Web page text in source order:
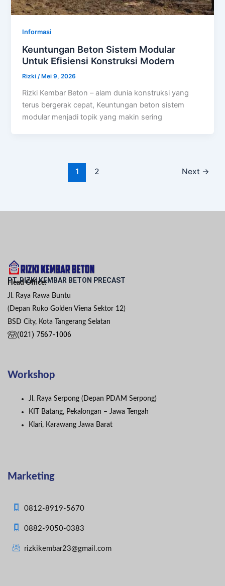
Informasi
Keuntungan Beton Sistem Modular
Untuk Efisiensi Konstruksi Modern
Rizki/ Mei 9, 2026
Rizki Kembar Beton – alam dunia konstruksi yang
terus bergerak cepat, Keuntungan beton sistem
modular menjadi topik yang makin sering
1 2 Next →
PT. RIZKI KEMBAR BETON PRECAST
Head Office:
Jl. Raya Rawa Buntu
(Depan Ruko Golden Viena Sektor 12)
BSD City, Kota Tangerang Selatan
(021) 7567-1006
Workshop
Jl. Raya Serpong (Depan PDAM Serpong)
KIT Batang, Pekalongan – Jawa Tengah
Klari, Karawang Jawa Barat
Marketing
0812-8919-5670
0882-9050-0383
rizkikembar23@gmail.com